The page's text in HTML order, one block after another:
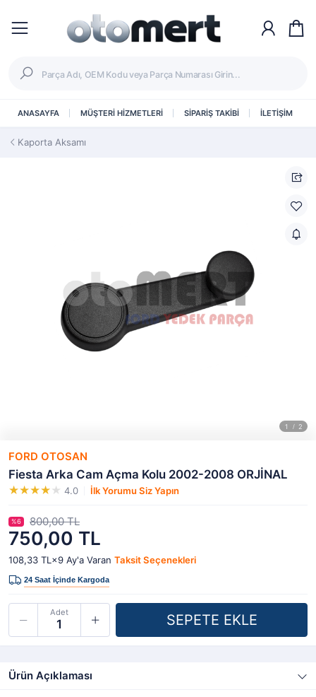
ANASAYFA MÜŞTERİ HİZMETLERİ SİPARİŞ TAKİBİ İLETİŞİM
Kaporta Aksamı
FORD OTOSAN
Fiesta Arka Cam Açma Kolu 2002-2008 ORJİNAL
4.0 İlk Yorumu Siz Yapın
750,00 TL
%6 800,00 TL
108,33 TL×9 Ay'a Varan Taksit Seçenekleri
Adet
Ürün Açıklaması